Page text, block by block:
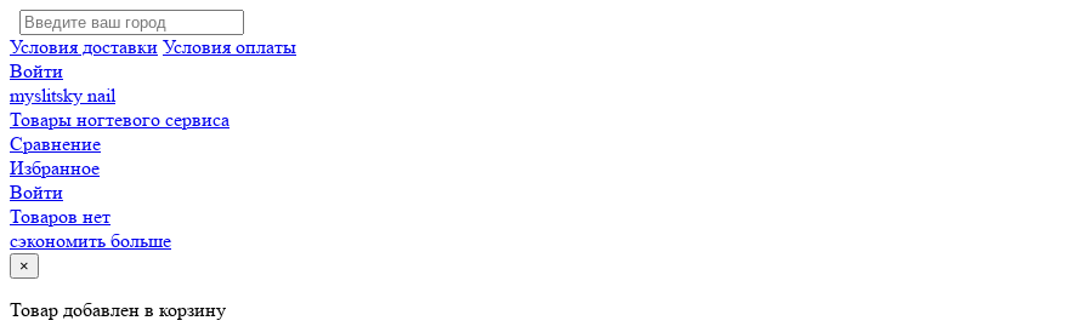
Условия доставки Условия оплаты
Войти
myslitsky nail
Товары ногтевого сервиса
Сравнение
Избранное
Войти
Товаров нет
сэкономить больше
×
Товар добавлен в корзину